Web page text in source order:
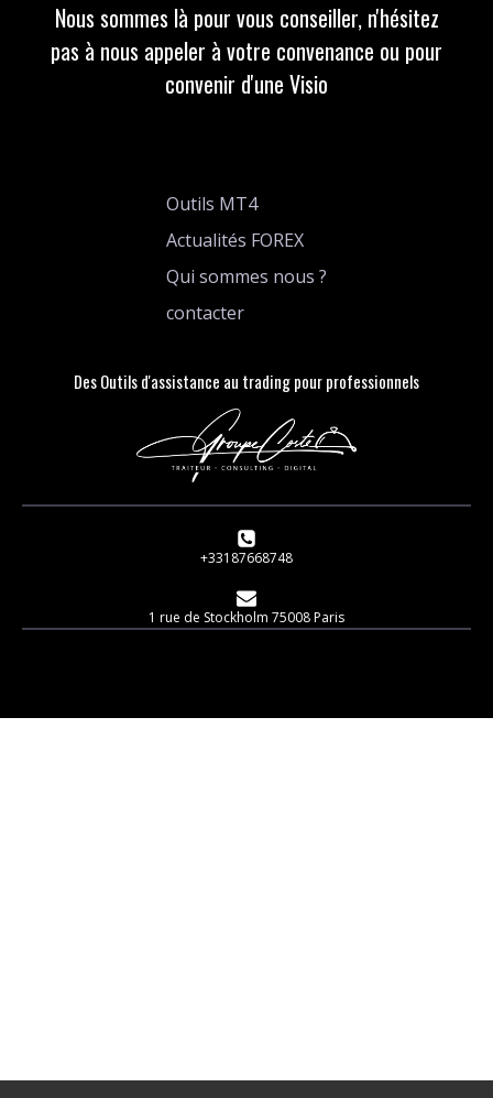
Nous sommes là pour vous conseiller, n'hésitez
pas à nous appeler à votre convenance ou pour
convenir d'une Visio
Outils MT4
Actualités FOREX
Qui sommes nous ?
contacter
Des Outils d'assistance au trading pour professionnels
+33187668748
1 rue de Stockholm 75008 Paris